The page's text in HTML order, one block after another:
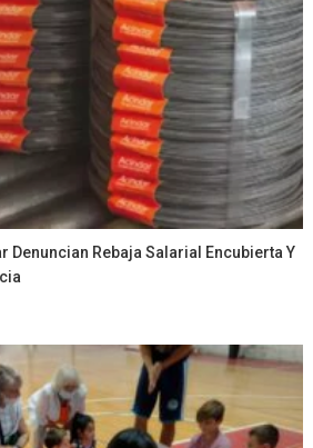
Denuncian Rebaja Salarial Encubierta Y